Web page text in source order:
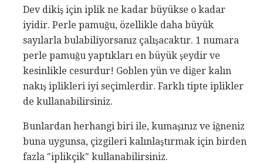
Dev dikiş için iplik ne kadar büyükse o kadar
iyidir. Perle pamuğu, özellikle daha büyük
sayılarla bulabiliyorsanız çalışacaktır. 1 numara
perle pamuğu yaptıkları en büyük şeydir ve
kesinlikle cesurdur! Goblen yün ve diğer kalın
nakış iplikleri iyi seçimlerdir. Farklı tipte iplikler
de kullanabilirsiniz.
Bunlardan herhangi biri ile, kumaşınız ve iğneniz
buna uygunsa, çizgileri kalınlaştırmak için birden
fazla "iplikçik" kullanabilirsiniz.